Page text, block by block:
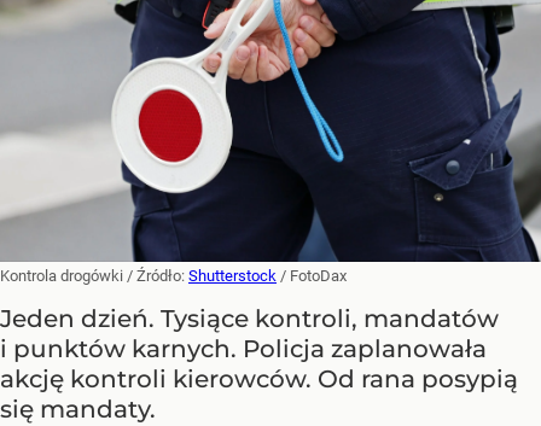
Kontrola drogówki / Źródło: Shutterstock / FotoDax
Jeden dzień. Tysiące kontroli, mandatów
i punktów karnych. Policja zaplanowała
akcję kontroli kierowców. Od rana posypią
się mandaty.